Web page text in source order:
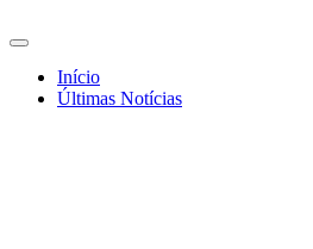
Início
Últimas Notícias